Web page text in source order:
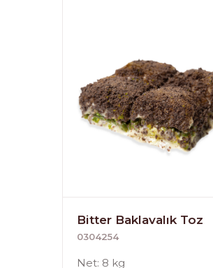
Bitter Baklavalık Toz
0304254
Net: 8 kg